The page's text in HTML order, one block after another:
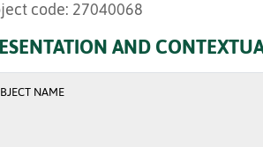
code: 27040068
AND
NAME